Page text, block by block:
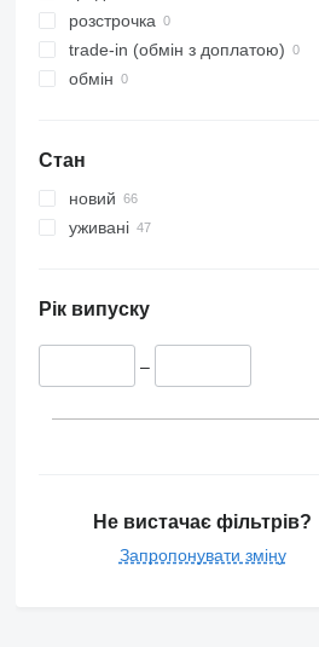
розстрочка
trade-in (обмін з доплатою)
обмін
Стан
новий
уживані
Рік випуску
–
Не вистачає фільтрів?
Запропонувати зміну